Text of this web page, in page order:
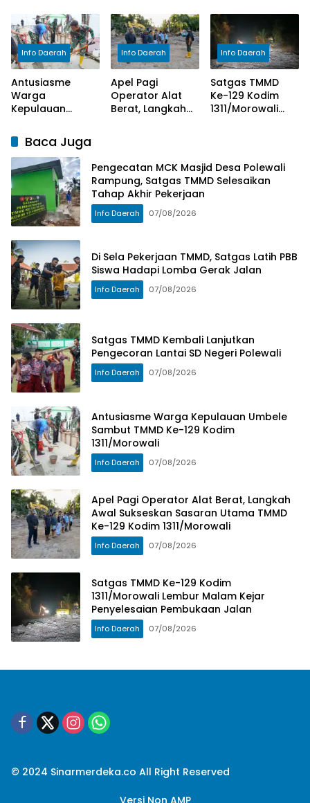
Satgas TMMD
Selesaikan
Tahap Akhir
Pekerjaan
Gerak Jalan
Lantai SD Negeri
Polewali
Info Daerah
Antusiasme
Warga
Kepulauan
TMMD Ke-129
Kodim
1311/Morowali
Info Daerah
Apel Pagi
Operator Alat
Berat, Langkah
Kodim
1311/Morowali
Info Daerah
Satgas TMMD
Ke-129 Kodim
1311/Morowali
Pembukaan
Jalan
Baca Juga
Pengecatan MCK Masjid Desa Polewali
Rampung, Satgas TMMD Selesaikan
Tahap Akhir Pekerjaan
Info Daerah 07/08/2026
Di Sela Pekerjaan TMMD, Satgas Latih PBB
Siswa Hadapi Lomba Gerak Jalan
Info Daerah 07/08/2026
Satgas TMMD Kembali Lanjutkan
Pengecoran Lantai SD Negeri Polewali
Info Daerah 07/08/2026
Antusiasme Warga Kepulauan Umbele
Sambut TMMD Ke-129 Kodim
1311/Morowali
Info Daerah 07/08/2026
Apel Pagi Operator Alat Berat, Langkah
Awal Sukseskan Sasaran Utama TMMD
Ke-129 Kodim 1311/Morowali
Info Daerah 07/08/2026
Satgas TMMD Ke-129 Kodim
1311/Morowali Lembur Malam Kejar
Penyelesaian Pembukaan Jalan
Info Daerah 07/08/2026
© 2024 Sinarmerdeka.co All Right Reserved